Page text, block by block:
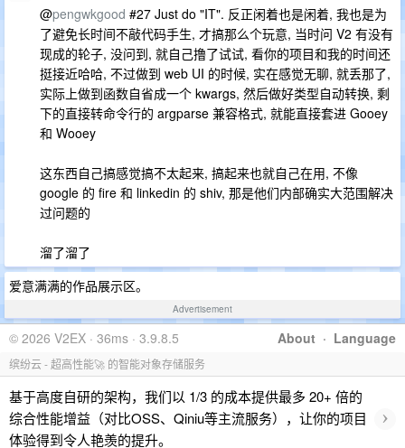
@pengwkgood #27 Just do "IT". 反正闲着也是闲着, 我也是为
了避免长时间不敲代码手生, 才搞那么个玩意, 当时问 V2 有没有
现成的轮子, 没问到, 就自己撸了试试, 看你的项目和我的时间还
挺接近哈哈, 不过做到 web UI 的时候, 实在感觉无聊, 就丢那了,
实际上做到函数自省成一个 kwargs, 然后做好类型自动转换, 剩
下的直接转命令行的 argparse 兼容格式, 就能直接套进 Gooey
和 Wooey
这东西自己搞感觉搞不太起来, 搞起来也就自己在用, 不像
google 的 fire 和 linkedin 的 shiv, 那是他们内部确实大范围解决
过问题的
溜了溜了
爱意满满的作品展示区。
Advertisement
About · Language
© 2026 V2EX · 36ms · 3.9.8.5
缤纷云 - 超高性能🚀 的智能对象存储服务
基于高度自研的架构，我们以 1/3 的成本提供最多 20+ 倍的
综合性能增益（对比OSS、Qiniu等主流服务），让你的项目
体验得到令人艳羡的提升。
›